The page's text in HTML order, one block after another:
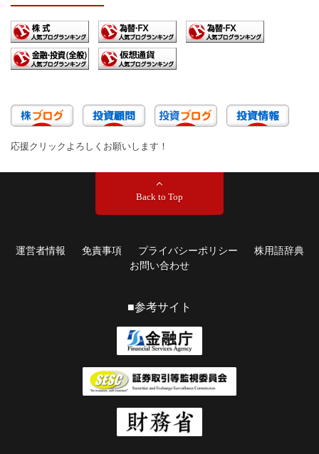
応援クリックよろしくお願いします！
Back to Top
運営者情報 免責事項 プライバシーポリシー
株用語辞典
お問い合わせ
■参考サイト